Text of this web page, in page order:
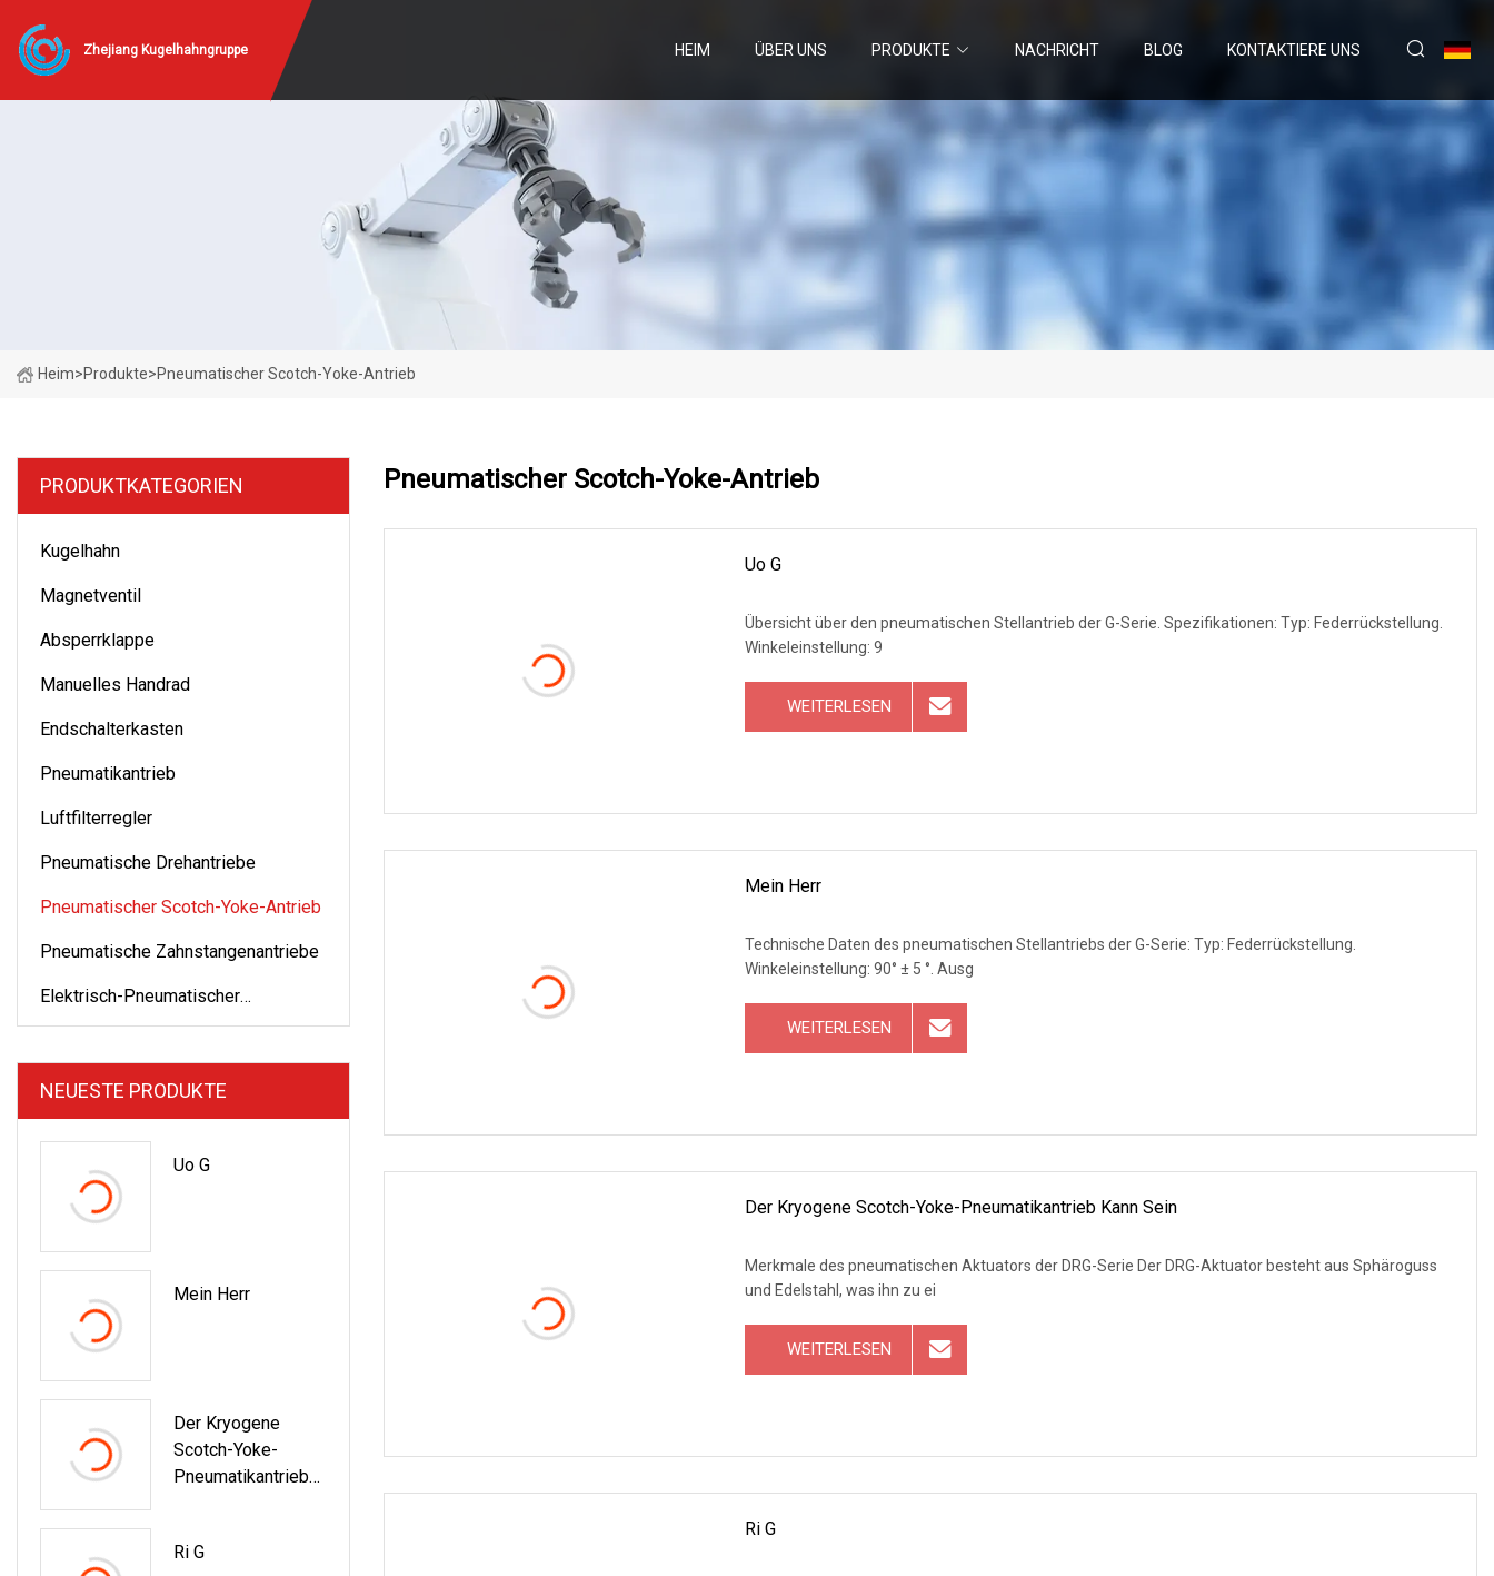
Zhejiang Kugelhahngruppe HEIM ÜBER UNS PRODUKTE NACHRICHT BLOG KONTAKTIERE UNS
Heim>Produkte>Pneumatischer Scotch-Yoke-Antrieb
PRODUKTKATEGORIEN
Kugelhahn
Magnetventil
Absperrklappe
Manuelles Handrad
Endschalterkasten
Pneumatikantrieb
Luftfilterregler
Pneumatische Drehantriebe
Pneumatischer Scotch-Yoke-Antrieb
Pneumatische Zahnstangenantriebe
Elektrisch-Pneumatischer
Ventilstellungsregler
NEUESTE PRODUKTE
Uo G
Mein Herr
Der Kryogene
Scotch-Yoke-
Pneumatikantrieb
Ri G
Pneumatischer Scotch-Yoke-Antrieb
Uo G
Übersicht über den pneumatischen Stellantrieb der G-Serie. Spezifikationen: Typ: Federrückstellung.
Winkeleinstellung: 9
WEITERLESEN
Mein Herr
Technische Daten des pneumatischen Stellantriebs der G-Serie: Typ: Federrückstellung.
Winkeleinstellung: 90° ± 5 °. Ausg
WEITERLESEN
Der Kryogene Scotch-Yoke-Pneumatikantrieb Kann Sein
Merkmale des pneumatischen Aktuators der DRG-Serie Der DRG-Aktuator besteht aus Sphäroguss
und Edelstahl, was ihn zu ei
WEITERLESEN
Ri G